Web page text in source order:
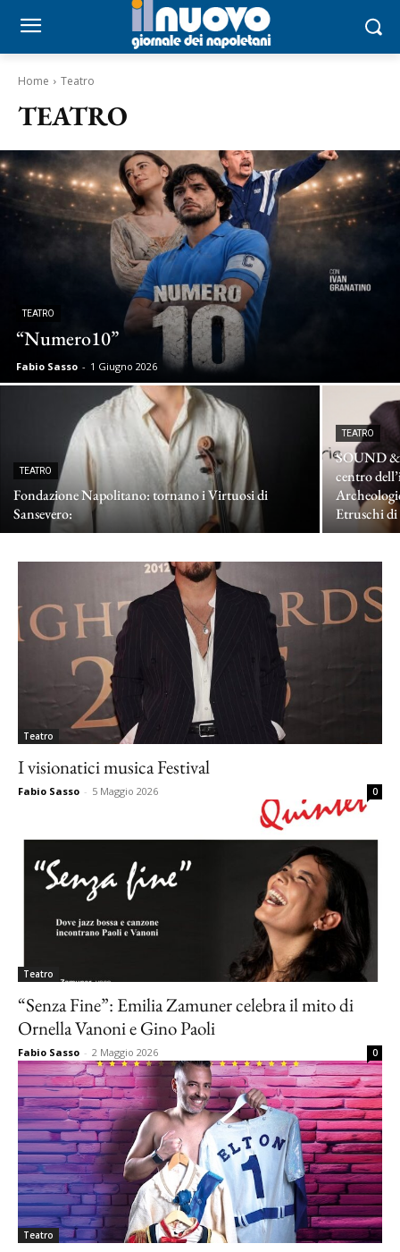
Home Teatro
TEATRO
TEATRO
“Numero10”
Fabio Sasso - 1 Giugno 2026
TEATRO
Fondazione Napolitano: tornano i Virtuosi di
Sansevero:
TEATRO
SOUND
centro
Etruschi
Teatro
I visionatici musica Festival
Fabio Sasso - 5 Maggio 2026 0
Teatro
“Senza Fine”: Emilia Zamuner celebra il mito di
Ornella Vanoni e Gino Paoli
Fabio Sasso - 2 Maggio 2026 0
Teatro